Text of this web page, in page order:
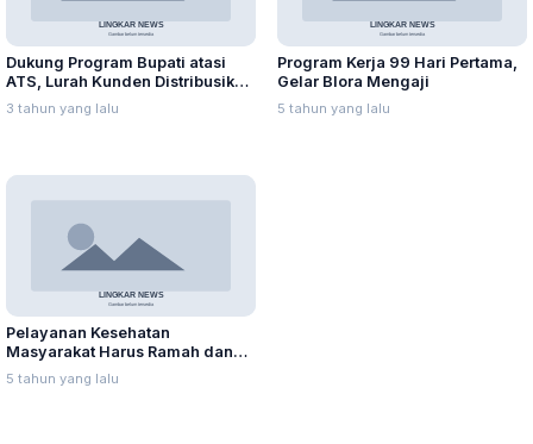
Dukung Program Bupati atasi
ATS, Lurah Kunden Distribusikan
Bantuan untuk Warganya
3 tahun yang lalu
Program Kerja 99 Hari Pertama,
Gelar Blora Mengaji
5 tahun yang lalu
Pelayanan Kesehatan
Masyarakat Harus Ramah dan
Murah
5 tahun yang lalu